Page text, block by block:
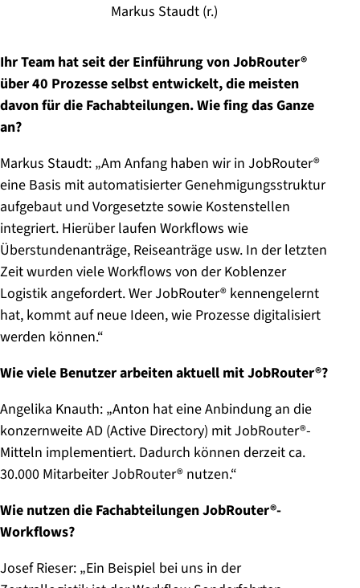
Markus Staudt (r.)
Ihr Team hat seit der Einführung von JobRouter®
über 40 Prozesse selbst entwickelt, die meisten
davon für die Fachabteilungen. Wie fing das Ganze
an?
Markus Staudt: „Am Anfang haben wir in JobRouter®
eine Basis mit automatisierter Genehmigungsstruktur
aufgebaut und Vorgesetzte sowie Kostenstellen
integriert. Hierüber laufen Workflows wie
Überstundenanträge, Reiseanträge usw. In der letzten
Zeit wurden viele Workflows von der Koblenzer
Logistik angefordert. Wer JobRouter® kennengelernt
hat, kommt auf neue Ideen, wie Prozesse digitalisiert
werden können.“
Wie viele Benutzer arbeiten aktuell mit JobRouter®?
Angelika Knauth: „Anton hat eine Anbindung an die
konzernweite AD (Active Directory) mit JobRouter®-
Mitteln implementiert. Dadurch können derzeit ca.
30.000 Mitarbeiter JobRouter® nutzen.“
Wie nutzen die Fachabteilungen JobRouter®-
Workflows?
Josef Rieser: „Ein Beispiel bei uns in der